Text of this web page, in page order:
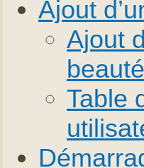
Ajout
Ajout
beauté
Table